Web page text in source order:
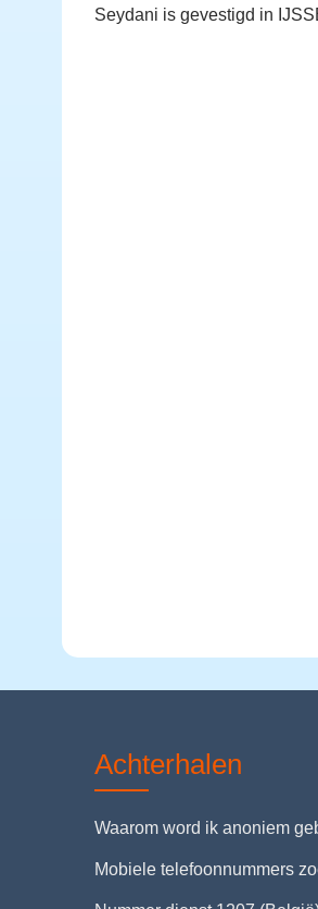
Seydani is gevestigd in
Achterhalen
Waarom word ik anoniem
Mobiele telefoonnummers